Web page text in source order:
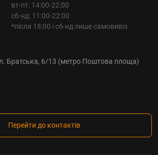
вт-пт: 14:00-22:00
сб-нд: 11:00-22:00
*після 18:00 і сб-нд лише самовивіз
Братська, 6/13 (метро Поштова площа)
Перейти до контактів